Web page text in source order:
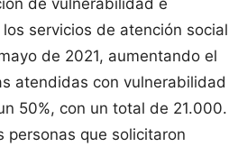
de vulnerabilidad e
servicios de atención social
de 2021, aumentando el
atendidas con vulnerabilidad
50%, con un total de 21.000.
personas que solicitaron